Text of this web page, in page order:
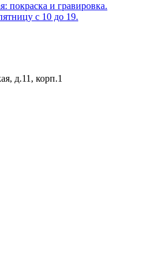
покраска и гравировка.
с 10 до 19.
д.11, корп.1